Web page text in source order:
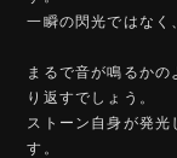
一瞬の閃光ではなく
まるで音が鳴るか
り返すでしょう。
ストーン自身が発
す。